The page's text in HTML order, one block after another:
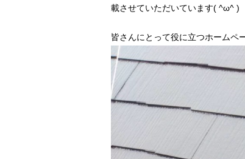
載させていただいています( ^ω^ )
皆さんにとって役に立つホームペ